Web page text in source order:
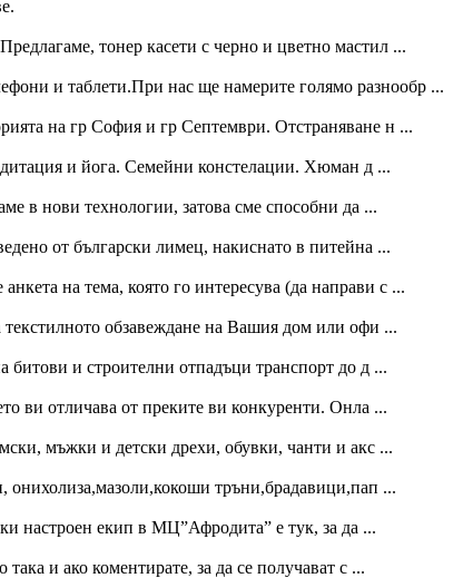
тонер касети с черно и цветно мастил ...
и таблети.При нас ще намерите голямо разнообр ...
на гр София и гр Септември. Отстраняване н ...
и йога. Семейни констелации. Хюман д ...
в нови технологии, затова сме способни да ...
от български лимец, накиснато в питейна ...
на тема, която го интересува (да направи с ...
обзавеждане на Вашия дом или офи ...
и строителни отпадъци транспорт до д ...
ви отличава от преките ви конкуренти. Онла ...
мъжки и детски дрехи, обувки, чанти и акс ...
тръни,брадавици,пап ...
настроен екип в МЦ”Афродита” е тук, за да ...
и ако коментирате, за да се получават с ...